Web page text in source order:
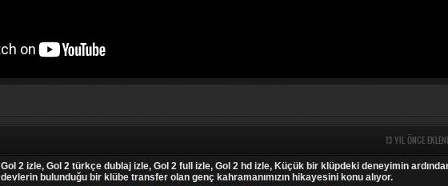
13 YIL ÖNCE
Gol 2 izle, Gol 2 türkçe dublaj izle, Gol 2 full izle, Gol 2 hd izle, Küçük bir klüpdeki deneyimin
devlerin bulunduğu bir klübe transfer olan genç kahramanımızın hikayesini konu alıyor.